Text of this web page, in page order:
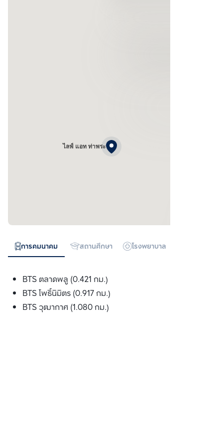
ไลฟ์ แอท ท่าพระ
การคมนาคม สถานศึกษา โรงพยาบาล
BTS ตลาดพลู (0.421 กม.)
BTS โพธ์ินิมิตร (0.917 กม.)
BTS วุฒากาศ (1.080 กม.)